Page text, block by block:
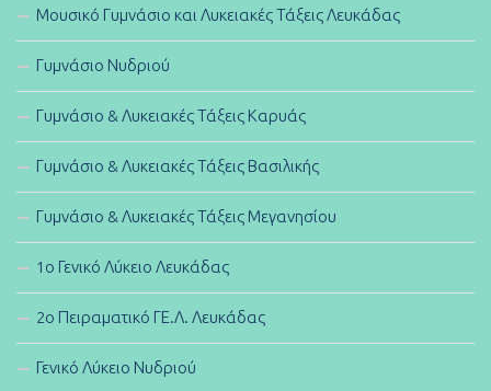
Μουσικό Γυμνάσιο και Λυκειακές Τάξεις Λευκάδας
Γυμνάσιο Νυδριού
Γυμνάσιο & Λυκειακές Τάξεις Καρυάς
Γυμνάσιο & Λυκειακές Τάξεις Βασιλικής
Γυμνάσιο & Λυκειακές Τάξεις Μεγανησίου
1ο Γενικό Λύκειο Λευκάδας
2ο Πειραματικό ΓΕ.Λ. Λευκάδας
Γενικό Λύκειο Νυδριού